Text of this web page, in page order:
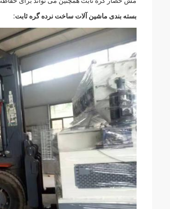
بسته بندی ماشین آلات ساخت نرده گره ثابت: